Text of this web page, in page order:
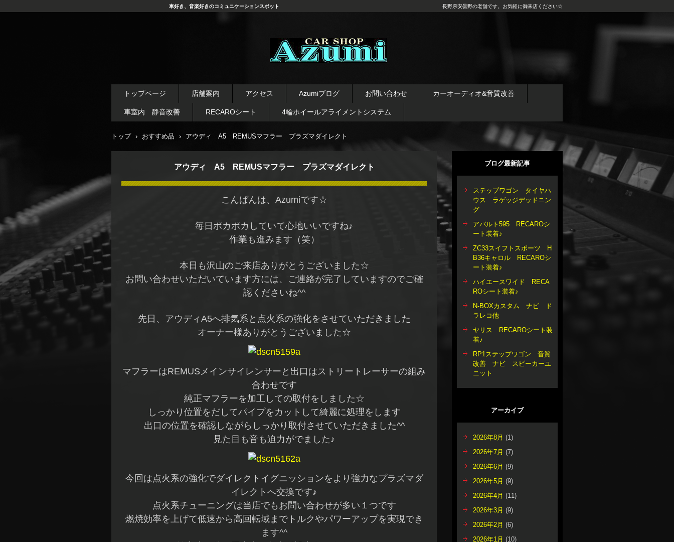
イール デッドニング カーオ
ーディオ レカロシート
車好き、音楽好きのコミュニケーションスポット 長野県安曇野の老舗です。お気軽に御来店ください☆
トップページ 店舗案内 アクセス Azumiブログ お問い合わせ カーオーディオ&音質改善
車室内 静音改善 RECAROシート 4輪ホイールアライメントシステム
トップ › おすすめ品 › アウディ A5 REMUSマフラー プラズマダイレクト
アウディ A5 REMUSマフラー プラズマダイレクト
こんばんは、Azumiです☆
毎日ポカポカしていて心地いいですね♪
作業も進みます（笑）
本日も沢山のご来店ありがとうございました☆
お問い合わせいただいています方には、ご連絡が完了していますのでご確
認くださいね^^
先日、アウディA5へ排気系と点火系の強化をさせていただきました
オーナー様ありがとうございました☆
マフラーはREMUSメインサイレンサーと出口はストリートレーサーの組み
合わせです
純正マフラーを加工しての取付をしました☆
しっかり位置をだしてパイプをカットして綺麗に処理をします
出口の位置を確認しながらしっかり取付させていただきました^^
見た目も音も迫力がでました♪
今回は点火系の強化でダイレクトイグニッションをより強力なプラズマダ
イレクトへ交換です♪
点火系チューニングは当店でもお問い合わせが多い１つです
燃焼効率を上げて低速から高回転域までトルクやパワーアップを実現でき
ます^^
ブログ最新記事
ステップワゴン タイヤハ
ウス ラゲッジデッドニン
グ
アバルト595 RECAROシ
ート装着♪
ZC33スイフトスポーツ H
B36キャロル RECAROシ
ート装着♪
ハイエースワイド RECA
ROシート装着♪
N-BOXカスタム ナビ ド
ラレコ他
ヤリス RECAROシート装
着♪
RP1ステップワゴン 音質
改善 ナビ スピーカーユ
ニット
アーカイブ
2026年8月 (1)
2026年7月 (7)
2026年6月 (9)
2026年5月 (9)
2026年4月 (11)
2026年3月 (9)
2026年2月 (6)
2026年1月 (10)